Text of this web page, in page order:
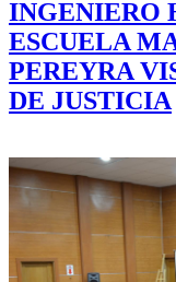
INGENIERO
ESCUELA
PEREYRA
DE JUSTICIA